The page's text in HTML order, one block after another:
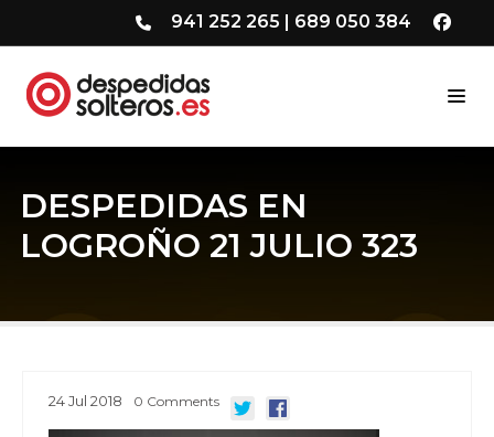
941 252 265 | 689 050 384
DESPEDIDAS EN
LOGROÑO 21 JULIO 323
24Jul 2018 0 Comments